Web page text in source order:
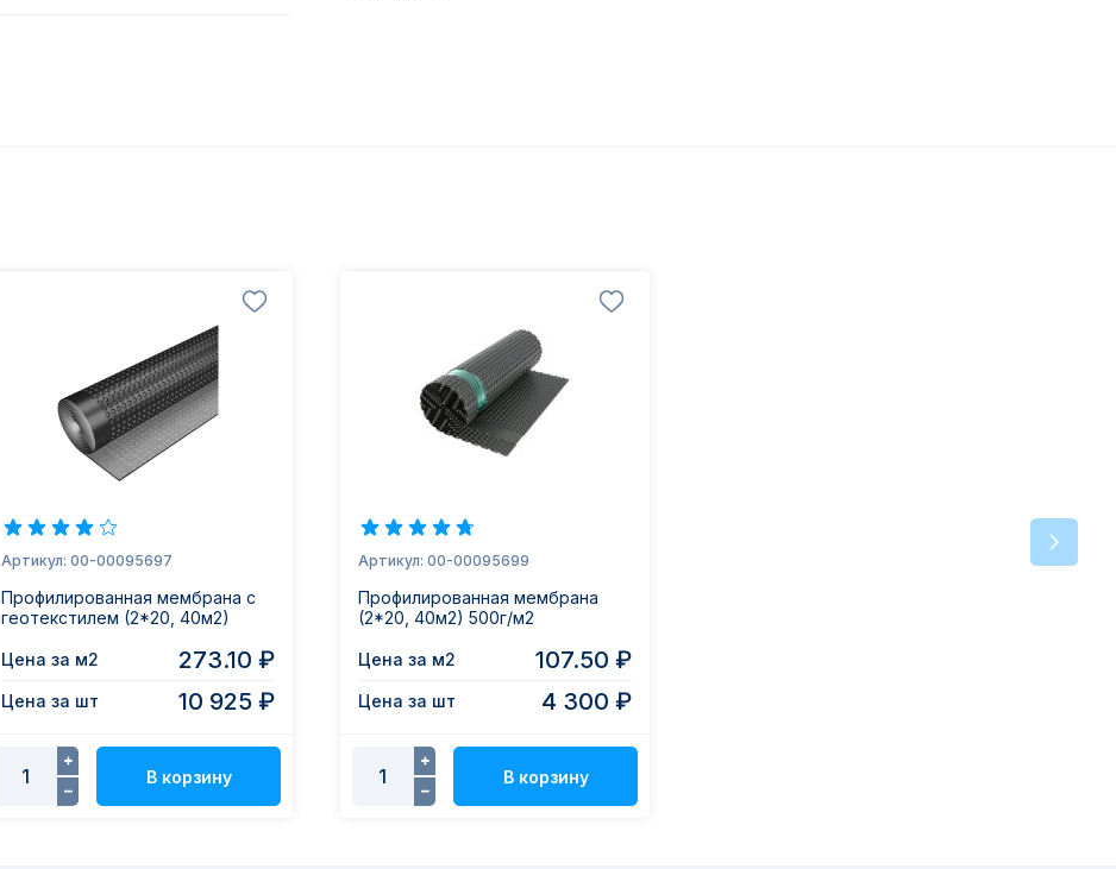
Артикул: 00-00095697
Профилированная мембрана с
геотекстилем (2*20, 40м2)
Цена за м2 273.10 ₽
Цена за шт 10 925 ₽
В корзину
Артикул: 00-00095699
Профилированная мембрана
(2*20, 40м2) 500г/м2
Цена за м2 107.50 ₽
Цена за шт 4 300 ₽
В корзину